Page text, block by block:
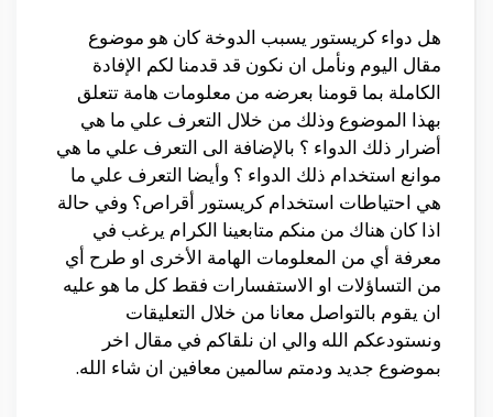
هل دواء كريستور يسبب الدوخة كان هو موضوع
مقال اليوم ونأمل ان نكون قد قدمنا لكم الإفادة
الكاملة بما قومنا بعرضه من معلومات هامة تتعلق
بهذا الموضوع وذلك من خلال التعرف علي ما هي
أضرار ذلك الدواء ؟ بالإضافة الى التعرف علي ما هي
موانع استخدام ذلك الدواء ؟ وأيضا التعرف علي ما
هي احتياطات استخدام كريستور أقراص؟ وفي حالة
اذا كان هناك من منكم متابعينا الكرام يرغب في
معرفة أي من المعلومات الهامة الأخرى او طرح أي
من التساؤلات او الاستفسارات فقط كل ما هو عليه
ان يقوم بالتواصل معانا من خلال التعليقات
ونستودعكم الله والي ان نلقاكم في مقال اخر
بموضوع جديد ودمتم سالمين معافين ان شاء الله.